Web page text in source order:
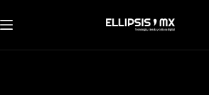
al
contenido